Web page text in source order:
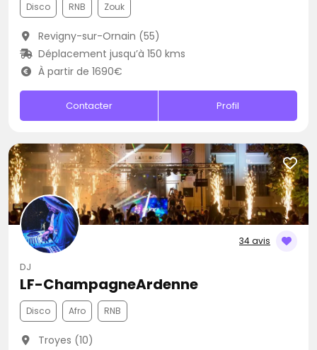
Disco RNB Zouk
Revigny-sur-Ornain (55)
Déplacement jusqu’à 150 kms
À partir de 1690€
Contacter Profil
34 avis
DJ
LF-ChampagneArdenne
Disco Afro RNB
Troyes (10)